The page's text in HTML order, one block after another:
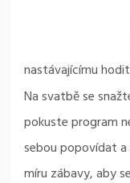
nastávajícímu
Na svatbě se
pokuste program
sebou popovídat
míru zábavy, aby